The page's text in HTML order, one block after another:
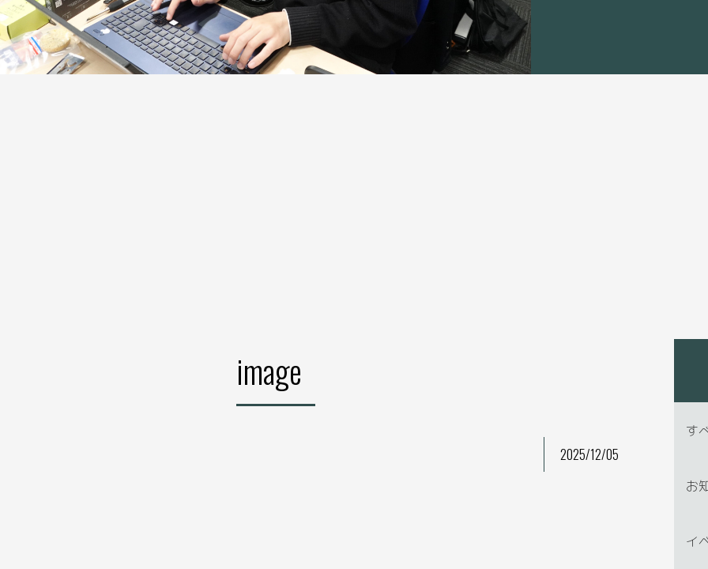
image
2025/12/05
す
お
イ